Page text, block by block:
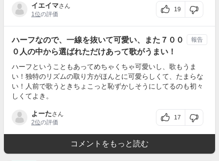
イエイマさん
1位の評価
19
ハーフなので、一線を抜いて可愛い、また７００
０人の中から選ばれただけあって歌がうまい！
ハーフということもあってめちゃくちゃ可愛いし、歌もうま
い！独特のリズムの取り方がほんとに可愛らしくて、たまらな
い！人前で歌うときちょこっと恥ずかしそうにしてるのも初々
しくてよき。
よーたさん
2位の評価
17
報告
コメントをもっと読む